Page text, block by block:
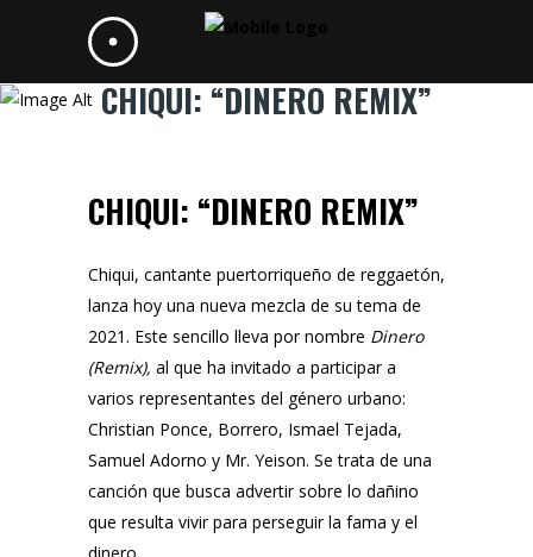
CHIQUI: “DINERO REMIX”
CHIQUI: “DINERO REMIX”
Chiqui, cantante puertorriqueño de reggaetón,
lanza hoy una nueva mezcla de su tema de
2021. Este sencillo lleva por nombre Dinero
(Remix), al que ha invitado a participar a
varios representantes del género urbano:
Christian Ponce, Borrero, Ismael Tejada,
Samuel Adorno y Mr. Yeison. Se trata de una
canción que busca advertir sobre lo dañino
que resulta vivir para perseguir la fama y el